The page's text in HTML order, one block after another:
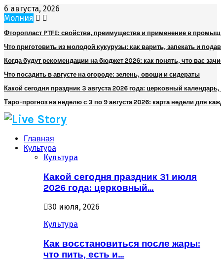
6 августа, 2026
Молния
Фторопласт PTFE: свойства, преимущества и применение в
Что приготовить из молодой кукурузы: как варить, запекать и
Когда будут рекомендации на бюджет 2026: как понять, что вас
Что посадить в августе на огороде: зелень, овощи и сидераты
Какой сегодня праздник 3 августа 2026 года: церковный
Таро-прогноз на неделю с 3 по 9 августа 2026: карта недели для
Главная
Культура
Культура
Какой сегодня праздник 31 июля
2026 года: церковный…
30 июля, 2026
Культура
Как восстановиться после жары:
что пить, есть и…